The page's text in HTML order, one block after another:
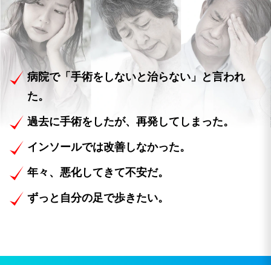
病院で「手術をしないと治らない」と言われ
た。
過去に手術をしたが、再発してしまった。
インソールでは改善しなかった。
年々、悪化してきて不安だ。
ずっと自分の足で歩きたい。